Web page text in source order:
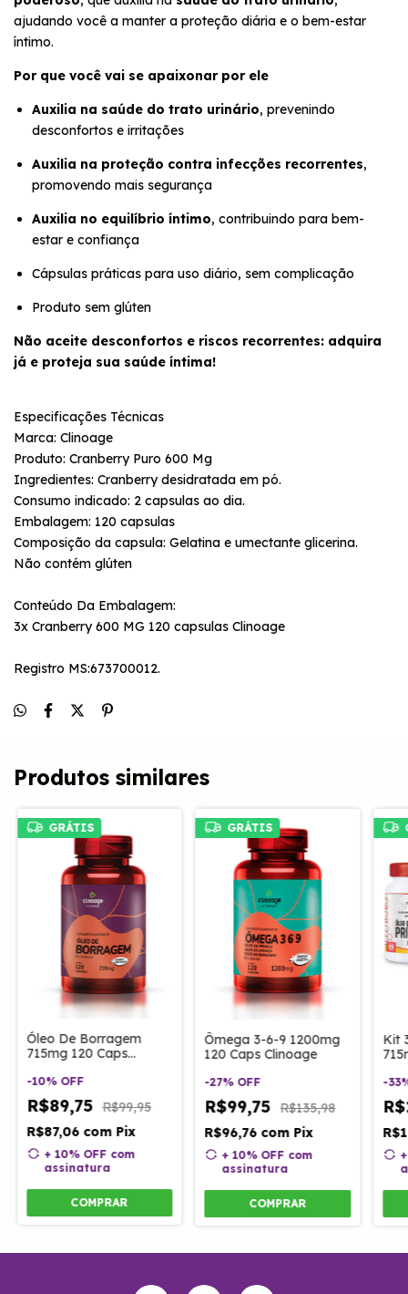
ajudando você a manter a proteção diária e o bem-estar
íntimo.
Por que você vai se apaixonar por ele
Auxilia na saúde do trato urinário, prevenindo
desconfortos e irritações
Auxilia na proteção contra infecções recorrentes,
promovendo mais segurança
Auxilia no equilíbrio íntimo, contribuindo para bem-
estar e confiança
Cápsulas práticas para uso diário, sem complicação
Produto sem glúten
Não aceite desconfortos e riscos recorrentes: adquira
já e proteja sua saúde íntima!
Especificações Técnicas
Marca: Clinoage
Produto: Cranberry Puro 600 Mg
Ingredientes: Cranberry desidratada em pó.
Consumo indicado: 2 capsulas ao dia.
Embalagem: 120 capsulas
Composição da capsula: Gelatina e umectante glicerina.
Não contém glúten
Conteúdo Da Embalagem:
3x Cranberry 600 MG 120 capsulas Clinoage
Registro MS:673700012.
Produtos similares
GRÁTIS
Óleo De Borragem
715mg 120 Caps
-10% OFF
R$89,75 R$99,95
R$87,06 com Pix
+ 10% OFF com
assinatura
COMPRAR
GRÁTIS
Ômega 3-6-9 1200mg
120 Caps Clinoage
-27% OFF
R$99,75 R$135,98
R$96,76 com Pix
+ 10% OFF com
assinatura
COMPRAR
Kit
-33